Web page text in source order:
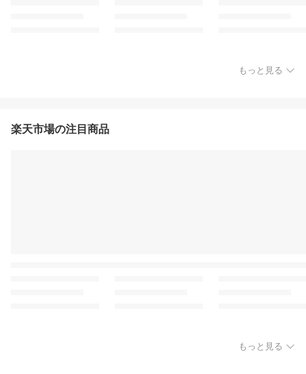
もっと見る
楽天市場の注目商品
もっと見る